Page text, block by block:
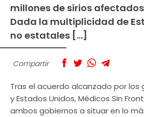
millones de sirios
Dada la multiplicidad de
no estatales […]
Compartir
Tras el acuerdo alcanzado por los
y Estados Unidos, Médicos Sin
ambos gobiernos a situar en lo